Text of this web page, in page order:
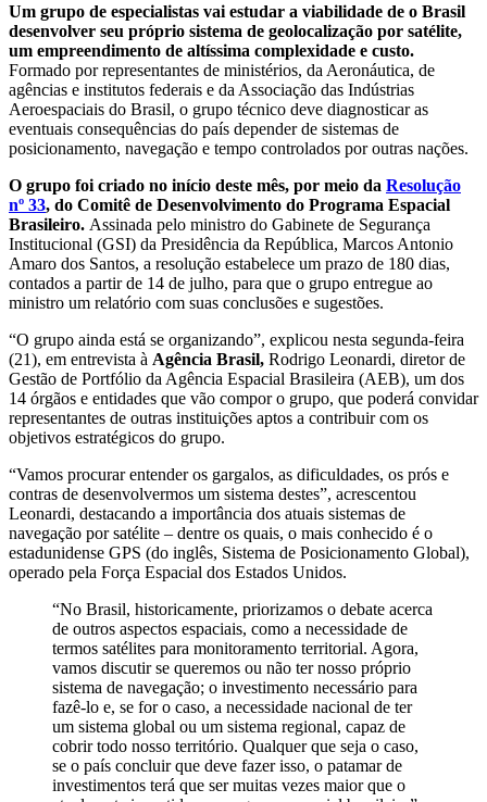
Um grupo de especialistas vai estudar a viabilidade de o Brasil
desenvolver seu próprio sistema de geolocalização por satélite,
um empreendimento de altíssima complexidade e custo.
Formado por representantes de ministérios, da Aeronáutica, de
agências e institutos federais e da Associação das Indústrias
Aeroespaciais do Brasil, o grupo técnico deve diagnosticar as
eventuais consequências do país depender de sistemas de
posicionamento, navegação e tempo controlados por outras nações.
O grupo foi criado no início deste mês, por meio da Resolução
nº 33, do Comitê de Desenvolvimento do Programa Espacial
Brasileiro. Assinada pelo ministro do Gabinete de Segurança
Institucional (GSI) da Presidência da República, Marcos Antonio
Amaro dos Santos, a resolução estabelece um prazo de 180 dias,
contados a partir de 14 de julho, para que o grupo entregue ao
ministro um relatório com suas conclusões e sugestões.
“O grupo ainda está se organizando”, explicou nesta segunda-feira
(21), em entrevista à Agência Brasil, Rodrigo Leonardi, diretor de
Gestão de Portfólio da Agência Espacial Brasileira (AEB), um dos
14 órgãos e entidades que vão compor o grupo, que poderá convidar
representantes de outras instituições aptos a contribuir com os
objetivos estratégicos do grupo.
“Vamos procurar entender os gargalos, as dificuldades, os prós e
contras de desenvolvermos um sistema destes”, acrescentou
Leonardi, destacando a importância dos atuais sistemas de
navegação por satélite – dentre os quais, o mais conhecido é o
estadunidense GPS (do inglês, Sistema de Posicionamento Global),
operado pela Força Espacial dos Estados Unidos.
“No Brasil, historicamente, priorizamos o debate acerca
de outros aspectos espaciais, como a necessidade de
termos satélites para monitoramento territorial. Agora,
vamos discutir se queremos ou não ter nosso próprio
sistema de navegação; o investimento necessário para
fazê-lo e, se for o caso, a necessidade nacional de ter
um sistema global ou um sistema regional, capaz de
cobrir todo nosso território. Qualquer que seja o caso,
se o país concluir que deve fazer isso, o patamar de
investimentos terá que ser muitas vezes maior que o